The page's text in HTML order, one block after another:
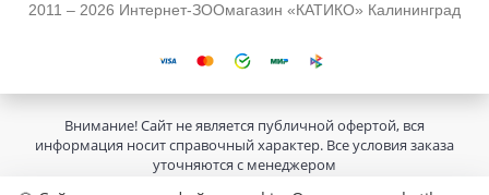
2011 – 2026 Интернет-ЗООмагазин «КАТИКО» Калининград
Внимание! Сайт не является публичной офертой, вся
информация носит справочный характер. Все условия заказа
уточняются с менеджером